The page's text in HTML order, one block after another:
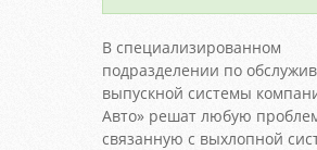
В специализированном
подразделении по
выпускной системы
Авто» решат любую
связанную с выхлопной